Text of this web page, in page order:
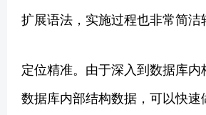
扩展语法，实施过程也非常简洁
定位精准。由于深入到数据库内
数据库内部结构数据，可以快速